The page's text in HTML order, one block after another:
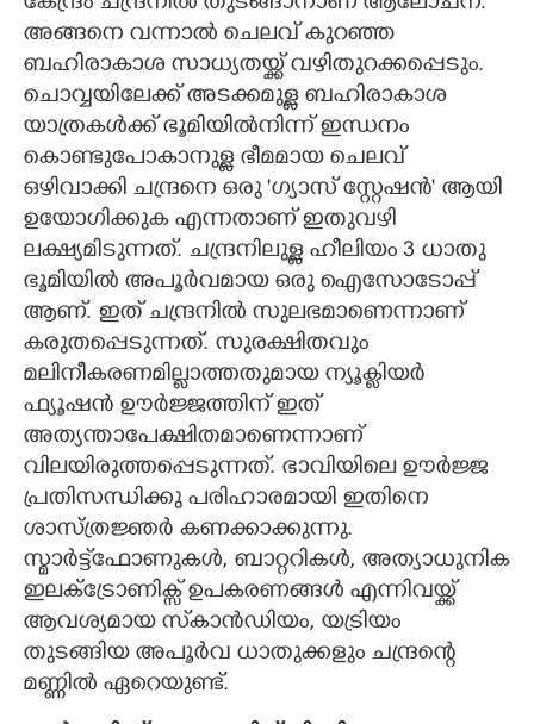
അങ്ങനെ വന്നാൽ ചെലവ് കുറഞ്ഞ
ബഹിരാകാശ സാധ്യതയ്ക്ക് വഴിതുറക്കപ്പെടും.
ചൊവ്വയിലേക്ക് അടക്കമുള്ള ബഹിരാകാശ
യാത്രകൾക്ക് ഭൂമിയിൽനിന്ന് ഇന്ധനം
കൊണ്ടുപോകാനുള്ള ഭീമമായ ചെലവ്
ഒഴിവാക്കി ചന്ദ്രനെ ഒരു 'ഗ്യാസ് സ്റ്റേഷൻ' ആയി
ഉയോഗിക്കുക എന്നതാണ് ഇതുവഴി
ലക്ഷ്യമിടുന്നത്. ചന്ദ്രനിലുള്ള ഹീലിയം 3 ധാതു
ഭൂമിയിൽ അപൂർവമായ ഒരു ഐസോടോപ്പ്
ആണ്. ഇത് ചന്ദ്രനിൽ സുലഭമാണെന്നാണ്
കരുതപ്പെടുന്നത്. സുരക്ഷിതവും
മലിനീകരണമില്ലാത്തതുമായ ന്യൂക്ലിയർ
ഫ്യൂഷൻ ഊർജ്ജത്തിന് ഇത്
അത്യന്താപേക്ഷിതമാണെന്നാണ്
വിലയിരുത്തപ്പെടുന്നത്. ഭാവിയിലെ ഊർജ്ജ
പ്രതിസന്ധിക്കു പരിഹാരമായി ഇതിനെ
ശാസ്ത്രജ്ഞർ കണക്കാക്കുന്നു.
സ്മാർട്ട്‌ഫോണുകൾ, ബാറ്ററികൾ, അത്യാധുനിക
ഇലക്ട്രോണിക്സ് ഉപകരണങ്ങൾ എന്നിവയ്ക്ക്
ആവശ്യമായ സ്‌കാൻഡിയം, യട്രിയം
തുടങ്ങിയ അപൂർവ ധാതുക്കളും ചന്ദ്രന്റെ
മണ്ണിൽ ഏറെയുണ്ട്.